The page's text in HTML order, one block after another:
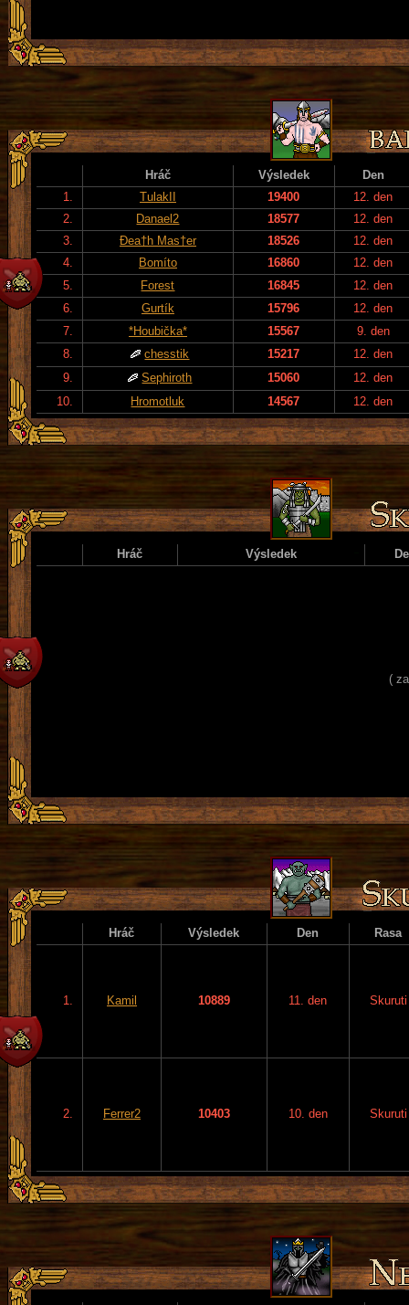
Hráč Výsledek
Den
1.
TulakII 19400
12. den
2.
Danael2 18577
12. den
3.
Đea†h Mas†er 18526
12. den
4.
Bomíto 16860
12. den
5.
Forest 16845
12. den
6.
Gurtík 15796
12. den
7.
*Houbička* 15567
9. den
8.
chesstik 15217
12. den
9.
Sephiroth 15060
12. den
10.
Hromotluk 14567 12. den
Hráč Výsledek
(
Hráč Výsledek Den Rasa
1. Kamil 10889 11. den Skuruti
2. Ferrer2 10403 10. den Skuruti